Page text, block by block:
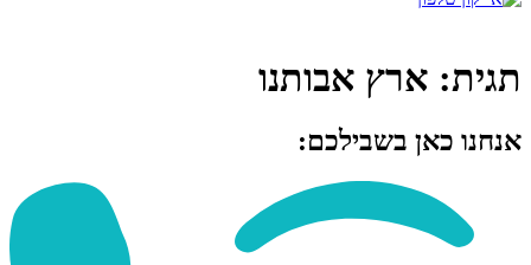
תגית: ארץ אבותנו
אנחנו כאן בשבילכם: